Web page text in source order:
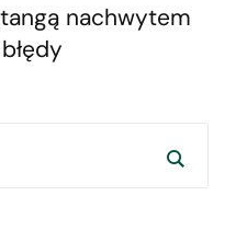
nachwytem